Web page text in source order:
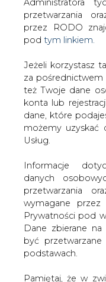
Jeżeli korzystasz
za pośrednictwem
też Twoje dane
dane, które
możemy uzyskać
Usług.
Informacje
danych
przetwarzania
Prywatności pod
Dane zbierane
być
podstawach.
Pamiętaj, że w
osobowych
a przede
Strona główna /
konsultacje na
2017-12-18 00:00
Gaz-System
na Żeraniu